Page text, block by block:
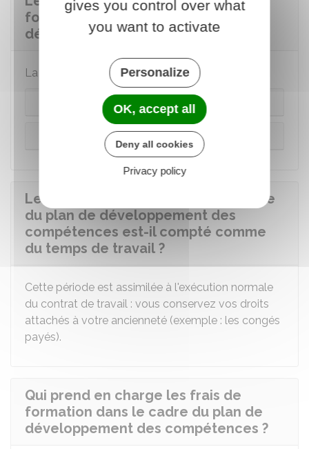
formations du plan de
développement des compétences ?
La situation diffère selon le type de formation :
Action de formation obligatoire
Actions de formation facultative
Le temps en formation dans le cadre
du plan de développement des
compétences est-il compté comme
du temps de travail ?
Cette période est assimilée à l'exécution normale
du contrat de travail : vous conservez vos droits
attachés à votre ancienneté (exemple : les congés
payés).
Qui prend en charge les frais de
formation dans le cadre du plan de
développement des compétences ?
gives you control over what
you want to activate
Personalize
OK, accept all
Deny all cookies
Privacy policy